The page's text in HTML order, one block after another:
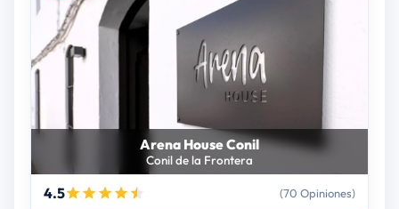
Arena House Conil
Conil de la Frontera
4.5 (70 Opiniones)